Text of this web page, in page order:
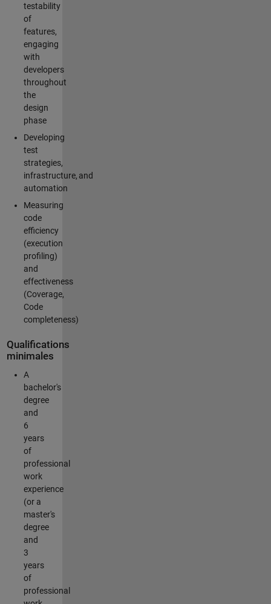
testability
of
features,
engaging
with
developers
throughout
the
design
phase
Developing
test
strategies,
infrastructure, and
automation
Measuring
code
efficiency
(execution
profiling)
and
effectiveness
(Coverage,
Code
completeness)
Qualifications
minimales
A
bachelor's
degree
and
6
years
of
professional
work
experience
(or a
master's
degree
and
3
years
of
professional